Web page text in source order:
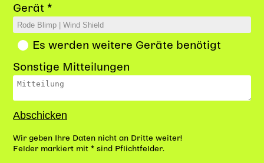
Gerät *
Es werden weitere Geräte benötigt
Sonstige Mitteilungen
Wir geben Ihre Daten nicht an Dritte weiter!
Felder markiert mit * sind Pflichtfelder.